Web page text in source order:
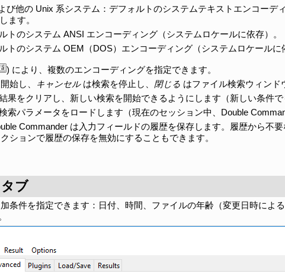
び他の Unix 系システム：デフォルトのシステムテキストエンコーデ
ます。
トのシステム ANSI エンコーディング（システムロケールに依存）。
トのシステム OEM（DOS）エンコーディング（システムロケールに
) により、複数のエンコーディングを指定できます。
始し、 キャンセルは検索を停止し、 閉じる はファイル検索ウィンド
果をクリアし、新しい検索を開始できるようにします（新しい条件で
索パラメータをロードします（現在のセッション中、Double
Commander は入力フィールドの履歴を保存します。履歴から不
ションで履歴の保存を無効にすることもできます。
ブ
条件を指定できます：日付、時間、ファイルの年齢（変更日時によ